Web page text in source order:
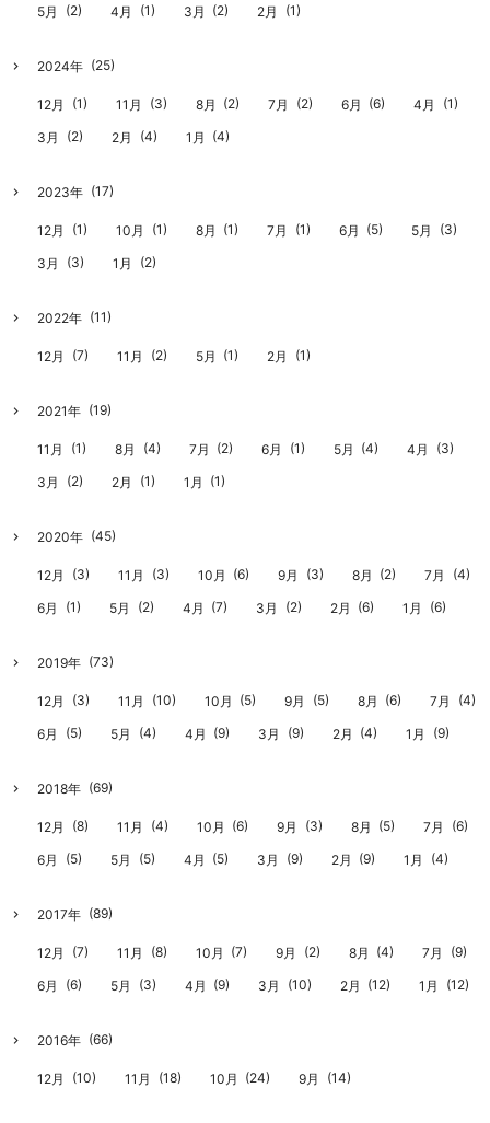
5月 (2) 4月 (1) 3月 (2) 2月 (1)
2024年 (25)
12月 (1) 11月 (3) 8月 (2) 7月 (2) 6月 (6) 4月 (1)
3月 (2) 2月 (4) 1月 (4)
2023年 (17)
12月 (1) 10月 (1) 8月 (1) 7月 (1) 6月 (5) 5月 (3)
3月 (3) 1月 (2)
2022年 (11)
12月 (7) 11月 (2) 5月 (1) 2月 (1)
2021年 (19)
11月 (1) 8月 (4) 7月 (2) 6月 (1) 5月 (4) 4月 (3)
3月 (2) 2月 (1) 1月 (1)
2020年 (45)
12月 (3) 11月 (3) 10月 (6) 9月 (3) 8月 (2) 7月 (4)
6月 (1) 5月 (2) 4月 (7) 3月 (2) 2月 (6) 1月 (6)
2019年 (73)
12月 (3) 11月 (10) 10月 (5) 9月 (5) 8月 (6) 7月 (4)
6月 (5) 5月 (4) 4月 (9) 3月 (9) 2月 (4) 1月 (9)
2018年 (69)
12月 (8) 11月 (4) 10月 (6) 9月 (3) 8月 (5) 7月 (6)
6月 (5) 5月 (5) 4月 (5) 3月 (9) 2月 (9) 1月 (4)
2017年 (89)
12月 (7) 11月 (8) 10月 (7) 9月 (2) 8月 (4) 7月 (9)
6月 (6) 5月 (3) 4月 (9) 3月 (10) 2月 (12) 1月 (12)
2016年 (66)
12月 (10) 11月 (18) 10月 (24) 9月 (14)